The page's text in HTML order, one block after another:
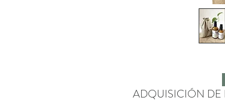
ADQUISICIÓN DE